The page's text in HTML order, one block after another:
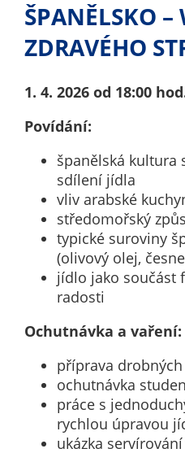
ŠPANĚLSKO –
ZDRAVÉHO
1. 4. 2026 od 18:00
Povídání:
španělská kultura
sdílení jídla
vliv arabské
středomořský
typické suroviny
(olivový olej,
jídlo jako součást
radosti
Ochutnávka a vaření:
příprava
ochutnávka
práce s
rychlou úpravou
ukázka